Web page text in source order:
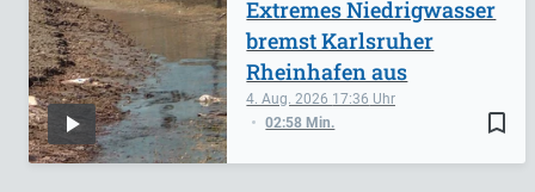
bookmark_border
4. Aug. 2026 17:36
02:58 Min.
Extremes Niedrigwasser
bremst Karlsruher
Rheinhafen aus